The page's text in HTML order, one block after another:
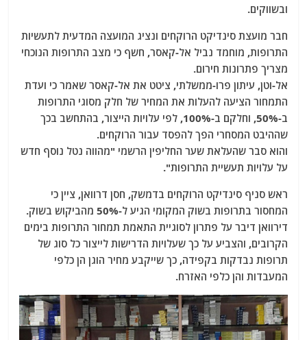
ובשווקים.
חבר מועצת סינדיקט הרוקחים ונציג המועצה המדעית לתעשיות
התרופות, מוחמד נביל אל-קאסר, חשף כי מצב התרופות הנוכחי
מצריך פתרונות חירום.
אל-וטן, עיתון פרו-ממשלתי, ציטט את אל-קאסר שאמר כי ועדת
התמחור הציעה להעלות את המחיר של חלק מסוגי התרופות
ב-50%, וחלקם ב-100%, לפי עלויות הייצור, בהתחשב בכך
שההיבט המסחרי הפך להפסד עבור הרוקחים.
והוא סבר שהעלאת שער החליפין הרשמי "מהווה נטל נוסף חדש
על עלויות תעשיית התרופות".
ראש סניף סינדיקט הרוקחים בדמשק, חסן דרוואן, ציין כי
המחסור בתרופות בשוק המקומי הגיע ל-50% מהביקוש בשוק.
דירוואן דיבר על פתרון לסוגיית התאמת תמחור התרופות בימים
הקרובים, והצביע על כך שעלויות הדרישות לייצור כל סוג של
תרופות נבדקות בקפידה, כך שייקבע מחיר הוגן הן כלפי
המעבדות והן כלפי האזרח.